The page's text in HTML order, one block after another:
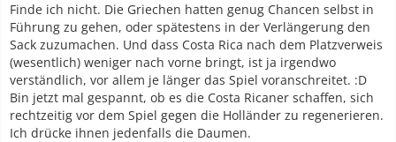
Finde ich nicht. Die Griechen hatten genug Chancen selbst in
Führung zu gehen, oder spätestens in der Verlängerung den
Sack zuzumachen. Und dass Costa Rica nach dem Platzverweis
(wesentlich) weniger nach vorne bringt, ist ja irgendwo
verständlich, vor allem je länger das Spiel voranschreitet. :D
Bin jetzt mal gespannt, ob es die Costa Ricaner schaffen, sich
rechtzeitig vor dem Spiel gegen die Holländer zu regenerieren.
Ich drücke ihnen jedenfalls die Daumen.